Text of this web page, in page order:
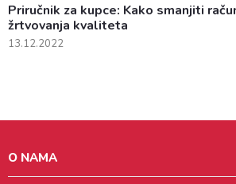
Priručnik za kupce: Kako smanjiti
žrtvovanja kvaliteta
13.12.2022
O NAMA